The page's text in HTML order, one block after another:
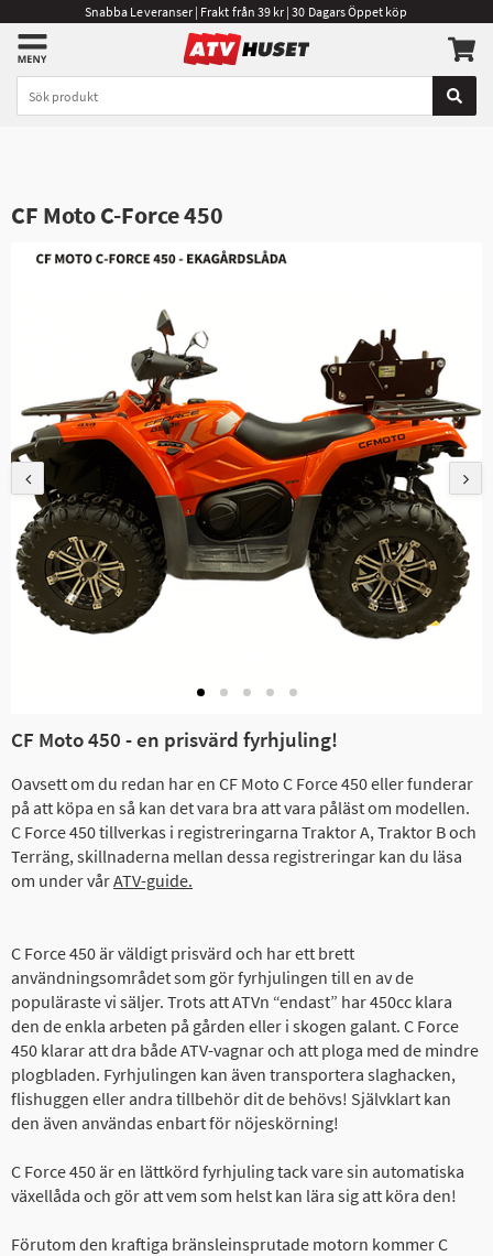
Snabba Leveranser | Frakt från 39 kr | 30 Dagars Öppet köp
CF Moto C-Force 450
CF Moto 450 - en prisvärd fyrhjuling!
Oavsett om du redan har en CF Moto C Force 450 eller funderar
på att köpa en så kan det vara bra att vara påläst om modellen.
C Force 450 tillverkas i registreringarna Traktor A, Traktor B och
Terräng, skillnaderna mellan dessa registreringar kan du läsa
om under vårATV-guide.
C Force 450 är väldigt prisvärd och har ett brett
användningsområdet som gör fyrhjulingen till en av de
populäraste vi säljer. Trots att ATVn “endast” har 450cc klara
den de enkla arbeten på gården eller i skogen galant. C Force
450 klarar att dra både ATV-vagnar och att ploga med de mindre
plogbladen. Fyrhjulingen kan även transportera slaghacken,
flishuggen eller andra tillbehör dit de behövs! Självklart kan
den även användas enbart för nöjeskörning!
C Force 450 är en lättkörd fyrhjuling tack vare sin automatiska
växellåda och gör att vem som helst kan lära sig att köra den!
Förutom den kraftiga bränsleinsprutade motorn kommer C